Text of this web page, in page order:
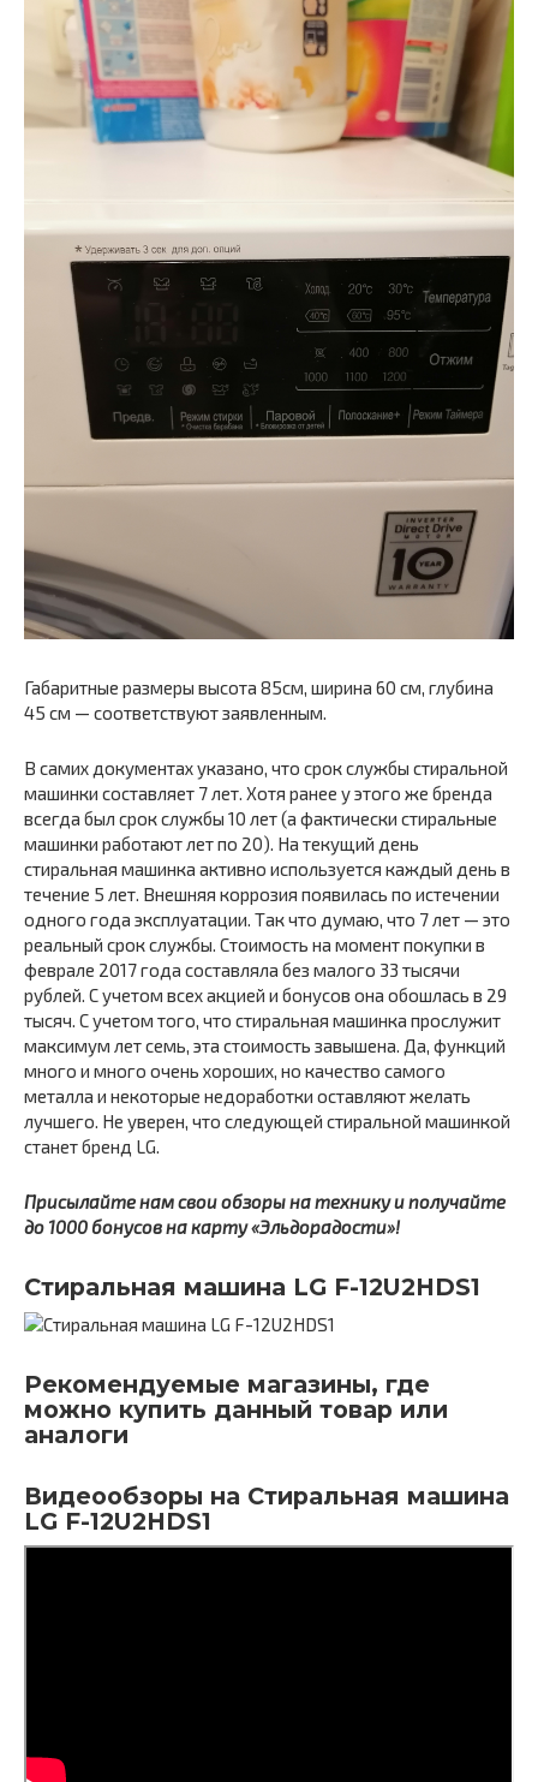
Габаритные размеры высота 85см, ширина 60 см, глубина
45 см — соответствуют заявленным.
В самих документах указано, что срок службы стиральной
машинки составляет 7 лет. Хотя ранее у этого же бренда
всегда был срок службы 10 лет (а фактически стиральные
машинки работают лет по 20). На текущий день
стиральная машинка активно используется каждый день в
течение 5 лет. Внешняя коррозия появилась по истечении
одного года эксплуатации. Так что думаю, что 7 лет — это
реальный срок службы. Стоимость на момент покупки в
феврале 2017 года составляла без малого 33 тысячи
рублей. С учетом всех акцией и бонусов она обошлась в 29
тысяч. С учетом того, что стиральная машинка прослужит
максимум лет семь, эта стоимость завышена. Да, функций
много и много очень хороших, но качество самого
металла и некоторые недоработки оставляют желать
лучшего. Не уверен, что следующей стиральной машинкой
станет бренд LG.
Присылайте нам свои обзоры на технику и получайте
до 1000 бонусов на карту «Эльдорадости»!
Стиральная машина LG F-12U2HDS1
Рекомендуемые магазины, где
можно купить данный товар или
аналоги
Видеообзоры на Стиральная машина
LG F-12U2HDS1